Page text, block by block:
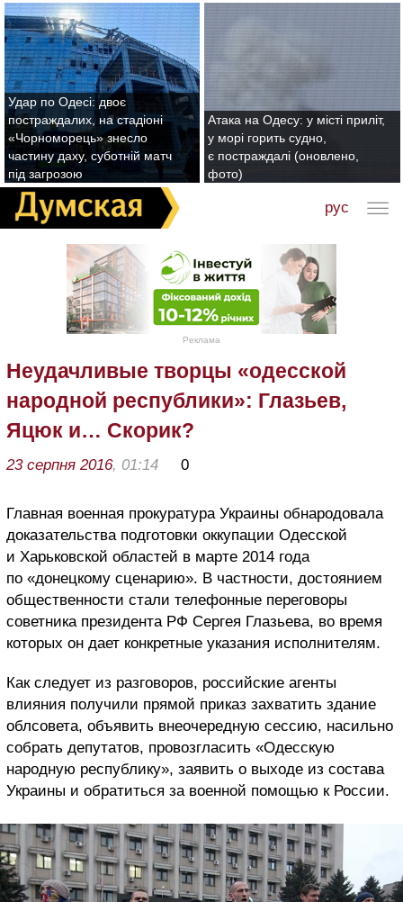
Удар по Одесі: двоє
постраждалих, на стадіоні
«Чорноморець» знесло
частину даху, суботній матч
під загрозою
Атака на Одесу: у місті приліт,
у морі горить судно,
є постраждалі (оновлено,
фото)
рус
Реклама
Неудачливые творцы «одесской
народной республики»: Глазьев,
Яцюк и… Скорик?
23 серпня 2016, 01:14 0
Главная военная прокуратура Украины обнародовала
доказательства подготовки оккупации Одесской
и Харьковской областей в марте 2014 года
по «донецкому сценарию». В частности, достоянием
общественности стали телефонные переговоры
советника президента РФ Сергея Глазьева, во время
которых он дает конкретные указания исполнителям.
Как следует из разговоров, российские агенты
влияния получили прямой приказ захватить здание
облсовета, объявить внеочередную сессию, насильно
собрать депутатов, провозгласить «Одесскую
народную республику», заявить о выходе из состава
Украины и обратиться за военной помощью к России.